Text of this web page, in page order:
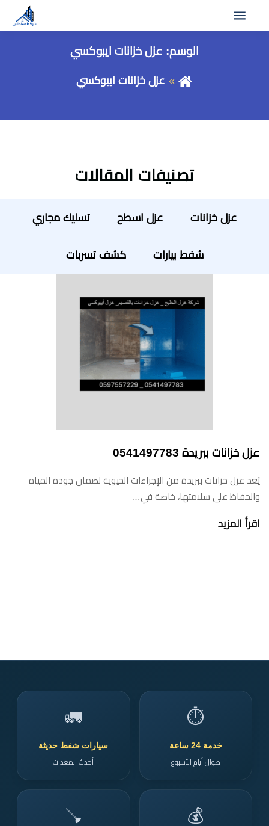
الوسم: عزل خزانات ايبوكسي
عزل خزانات ايبوكسي
تصنيفات المقالات
عزل خزانات عزل اسطح تسليك مجاري
شفط بيارات كشف تسربات
عزل خزانات ببريدة 0541497783
يُعد عزل خزانات ببريدة من الإجراءات الحيوية لضمان جودة المياه
والحفاظ على سلامتها، خاصة في…
اقرأ المزيد
⏱️
خدمة 24 ساعة
طوال أيام الأسبوع
🚛
سيارات شفط حديثة
أحدث المعدات
💰
🪠